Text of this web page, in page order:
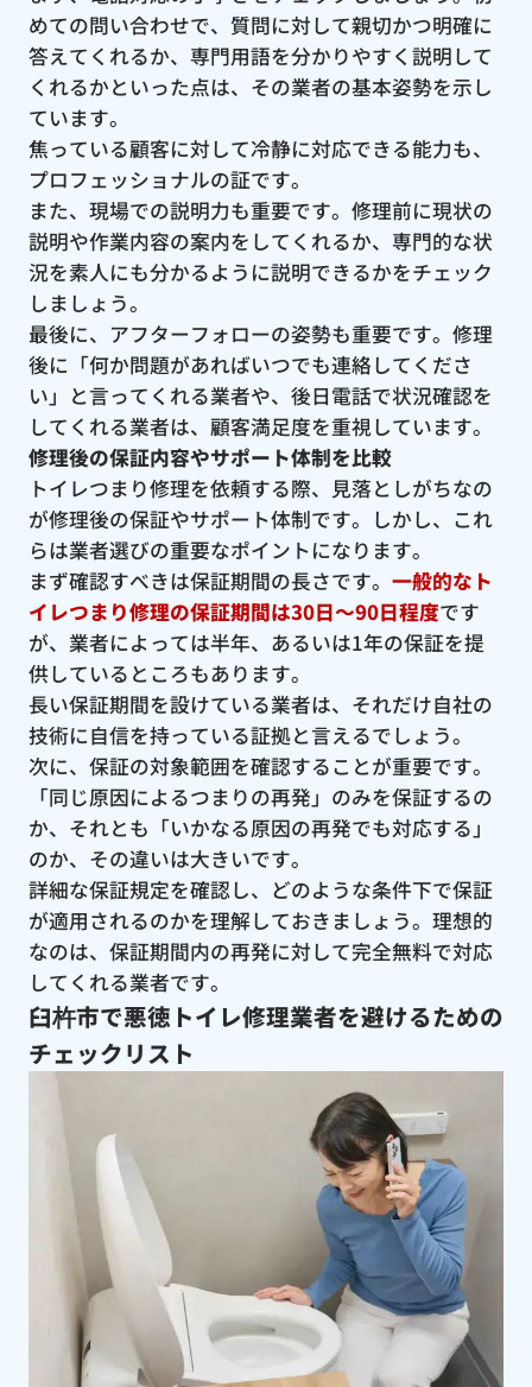
めての問い合わせで、質問に対して親切かつ明確に
答えてくれるか、専門用語を分かりやすく説明して
くれるかといった点は、その業者の基本姿勢を示し
ています。
焦っている顧客に対して冷静に対応できる能力も、
プロフェッショナルの証です。
また、現場での説明力も重要です。修理前に現状の
説明や作業内容の案内をしてくれるか、専門的な状
況を素人にも分かるように説明できるかをチェック
しましょう。
最後に、アフターフォローの姿勢も重要です。修理
後に「何か問題があればいつでも連絡してくださ
い」と言ってくれる業者や、後日電話で状況確認を
してくれる業者は、顧客満足度を重視しています。
修理後の保証内容やサポート体制を比較
トイレつまり修理を依頼する際、見落としがちなの
が修理後の保証やサポート体制です。しかし、これ
らは業者選びの重要なポイントになります。
まず確認すべきは保証期間の長さです。 一般的なト
イレつまり修理の保証期間は30日〜90日程度です
が、業者によっては半年、あるいは1年の保証を提
供しているところもあります。
長い保証期間を設けている業者は、それだけ自社の
技術に自信を持っている証拠と言えるでしょう。
次に、保証の対象範囲を確認することが重要です。
「同じ原因によるつまりの再発」のみを保証するの
か、それとも「いかなる原因の再発でも対応する」
のか、その違いは大きいです。
詳細な保証規定を確認し、どのような条件下で保証
が適用されるのかを理解しておきましょう。理想的
なのは、保証期間内の再発に対して完全無料で対応
してくれる業者です。
臼杵市で悪徳トイレ修理業者を避けるための
チェックリスト